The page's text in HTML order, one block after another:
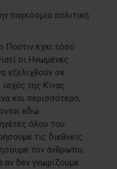
παγκόσμια πολιτική
Πούτιν έχει τόσο
οι Ηνωμένες
εξελιχθούν σε
της Κίνας
και περισσότερο,
εδώ.
όλου του
τις διεθνείς
τον άνθρωπο,
αν δεν γνωρίζουμε